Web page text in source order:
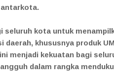
antarkota.
seluruh kota untuk
khususnya produk
menjadi kekuatan bagi
dalam rangka